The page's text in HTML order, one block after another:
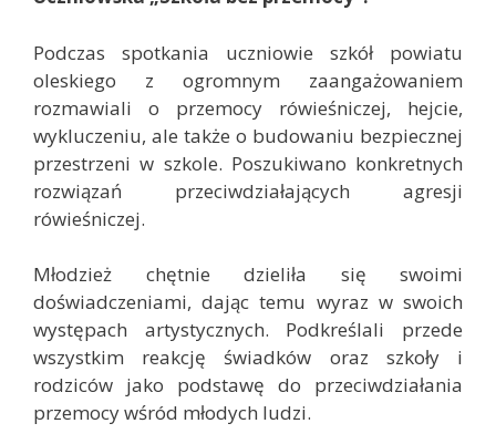
Podczas spotkania uczniowie szkół powiatu
oleskiego z ogromnym zaangażowaniem
rozmawiali o przemocy rówieśniczej, hejcie,
wykluczeniu, ale także o budowaniu bezpiecznej
przestrzeni w szkole. Poszukiwano konkretnych
rozwiązań przeciwdziałających agresji
rówieśniczej.
Młodzież chętnie dzieliła się swoimi
doświadczeniami, dając temu wyraz w swoich
występach artystycznych. Podkreślali przede
wszystkim reakcję świadków oraz szkoły i
rodziców jako podstawę do przeciwdziałania
przemocy wśród młodych ludzi.